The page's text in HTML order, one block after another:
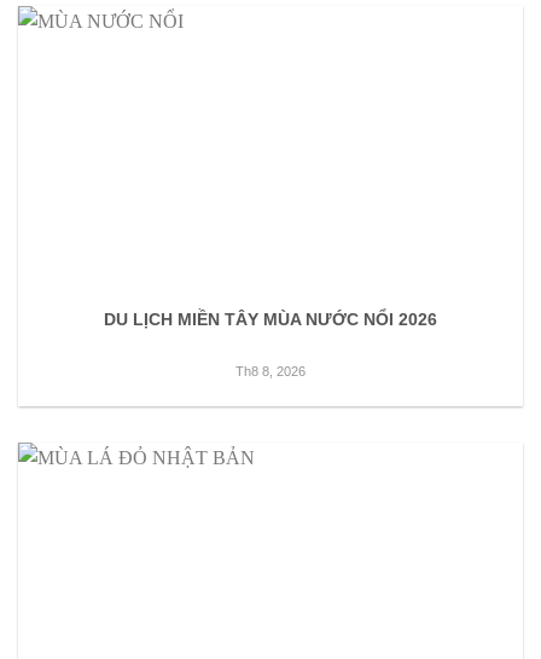
DU LỊCH MIỀN TÂY MÙA NƯỚC NỔI 2026
Th8 8, 2026